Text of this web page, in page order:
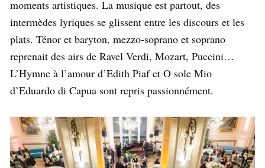
moments artistiques. La musique est partout, des
intermèdes lyriques se glissent entre les discours et les
plats. Ténor et baryton, mezzo-soprano et soprano
reprenait des airs de Ravel Verdi, Mozart, Puccini…
L’Hymne à l’amour d’Edith Piaf et O sole Mio
d’Eduardo di Capua sont repris passionnément.